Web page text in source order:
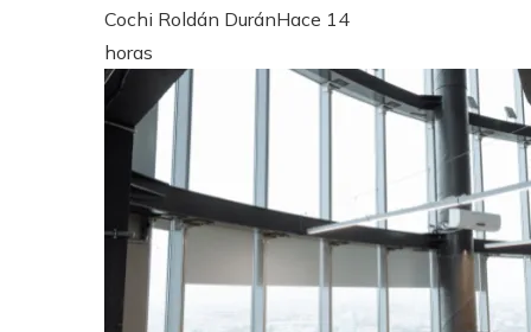
Cochi Roldán DuránHace 14
horas